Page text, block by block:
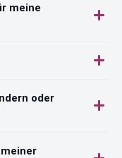
meine
oder